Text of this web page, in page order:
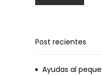
Post recientes
Ayudas al